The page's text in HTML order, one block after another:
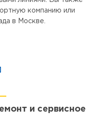
компанию или
в Москве.
и сервисное